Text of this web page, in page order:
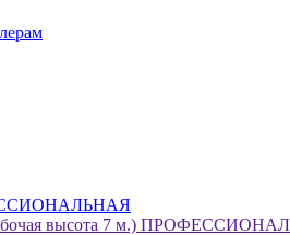
высота 7 м.)